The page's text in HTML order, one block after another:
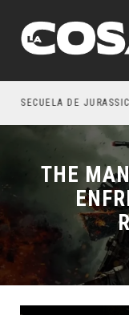
SECUELA DE
THE